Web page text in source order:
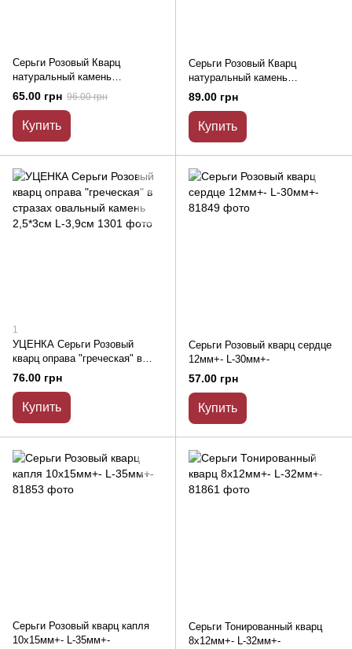
Серьги Розовый Кварц
натуральный камень
многогранник d-9х10мм+- L-
65.00 грн 96.00 грн
Купить
Серьги Розовый Кварц
натуральный камень
многогранник d-10,5х12мм+- L-
89.00 грн
Купить
1
УЦЕНКА Серьги Розовый
кварц оправа "греческая" в
стразах овальный камень
2,5*3см L-3,9см
76.00 грн
Купить
Серьги Розовый кварц сердце
12мм+- L-30мм+-
57.00 грн
Купить
Серьги Розовый кварц капля
10х15мм+- L-35мм+-
Серьги Тонированный кварц
8х12мм+- L-32мм+-